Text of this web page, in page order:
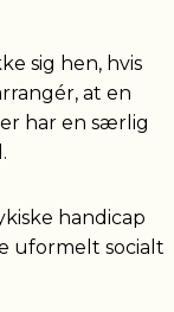
sig hen, hvis
at en
har en særlig
handicap
uformelt socialt